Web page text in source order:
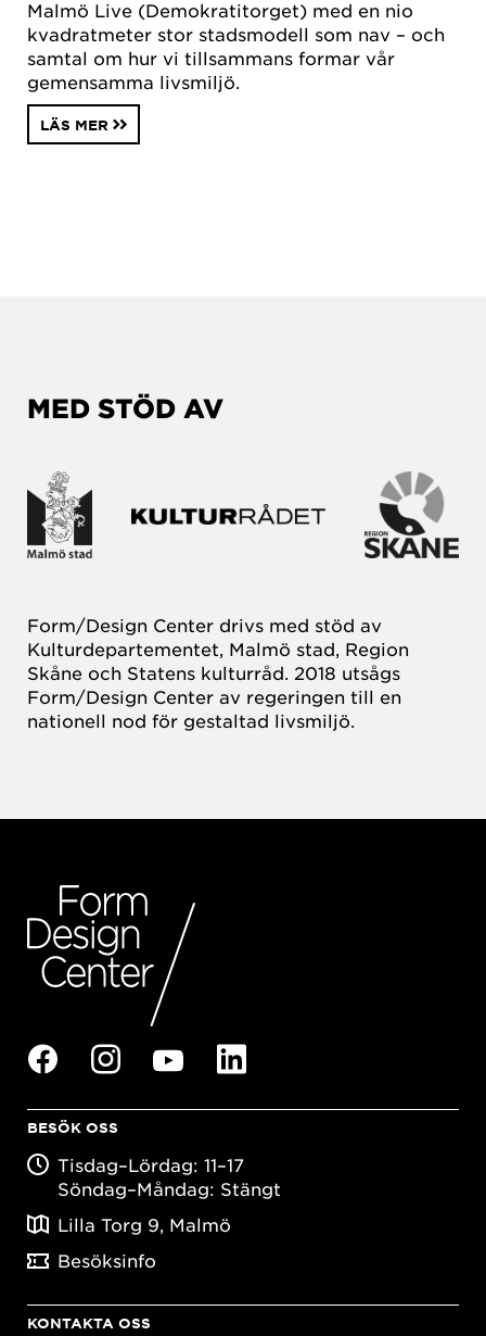
Malmö Live (Demokratitorget) med en nio
kvadratmeter stor stadsmodell som nav – och
samtal om hur vi tillsammans formar vår
gemensamma livsmiljö.
LÄS MER
MED STÖD AV
Form/Design Center drivs med stöd av
Kulturdepartementet, Malmö stad, Region
Skåne och Statens kulturråd. 2018 utsågs
Form/Design Center av regeringen till en
nationell nod för gestaltad livsmiljö.
BESÖK OSS
Tisdag–Lördag: 11–17
Söndag–Måndag: Stängt
Lilla Torg 9, Malmö
Besöksinfo
KONTAKTA OSS